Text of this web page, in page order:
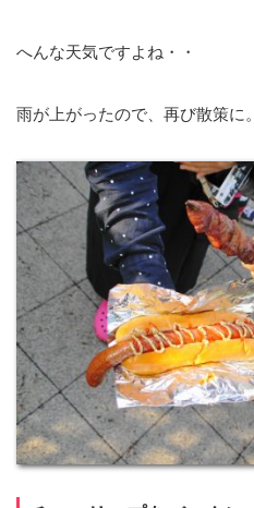
へんな天気ですよね・・
雨が上がったので、再び散策に。